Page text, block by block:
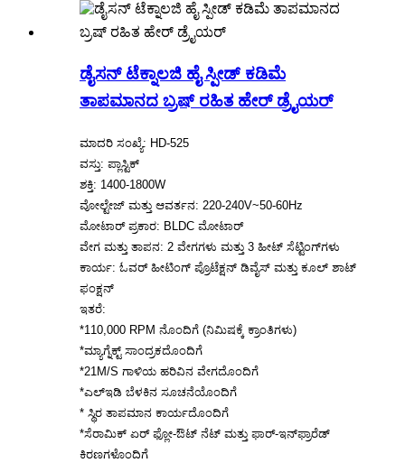
ಡೈಸನ್ ಟೆಕ್ನಾಲಜಿ ಹೈ ಸ್ಪೀಡ್ ಕಡಿಮೆ
ತಾಪಮಾನದ ಬ್ರಷ್ ರಹಿತ ಹೇರ್ ಡ್ರೈಯರ್
ಮಾದರಿ ಸಂಖ್ಯೆ: HD-525
ವಸ್ತು: ಪ್ಲಾಸ್ಟಿಕ್
ಶಕ್ತಿ: 1400-1800W
ವೋಲ್ಟೇಜ್ ಮತ್ತು ಆವರ್ತನ: 220-240V~50-60Hz
ಮೋಟಾರ್ ಪ್ರಕಾರ: BLDC ಮೋಟಾರ್
ವೇಗ ಮತ್ತು ತಾಪನ: 2 ವೇಗಗಳು ಮತ್ತು 3 ಹೀಟ್ ಸೆಟ್ಟಿಂಗ್‌ಗಳು
ಕಾರ್ಯ: ಓವರ್ ಹೀಟಿಂಗ್ ಪ್ರೊಟೆಕ್ಷನ್ ಡಿವೈಸ್ ಮತ್ತು ಕೂಲ್ ಶಾಟ್
ಫಂಕ್ಷನ್
ಇತರೆ:
*110,000 RPM ನೊಂದಿಗೆ (ನಿಮಿಷಕ್ಕೆ ಕ್ರಾಂತಿಗಳು)
*ಮ್ಯಾಗ್ನೆಕ್ಟ್ ಸಾಂದ್ರಕದೊಂದಿಗೆ
*21M/S ಗಾಳಿಯ ಹರಿವಿನ ವೇಗದೊಂದಿಗೆ
*ಎಲ್ಇಡಿ ಬೆಳಕಿನ ಸೂಚನೆಯೊಂದಿಗೆ
* ಸ್ಥಿರ ತಾಪಮಾನ ಕಾರ್ಯದೊಂದಿಗೆ
*ಸೆರಾಮಿಕ್ ಏರ್ ಫ್ಲೋ-ಔಟ್ ನೆಟ್ ಮತ್ತು ಫಾರ್-ಇನ್‌ಫ್ರಾರೆಡ್
ಕಿರಣಗಳೊಂದಿಗೆ